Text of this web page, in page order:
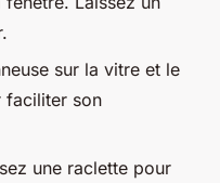
sur la vitre et le
faciliter son
une raclette pour